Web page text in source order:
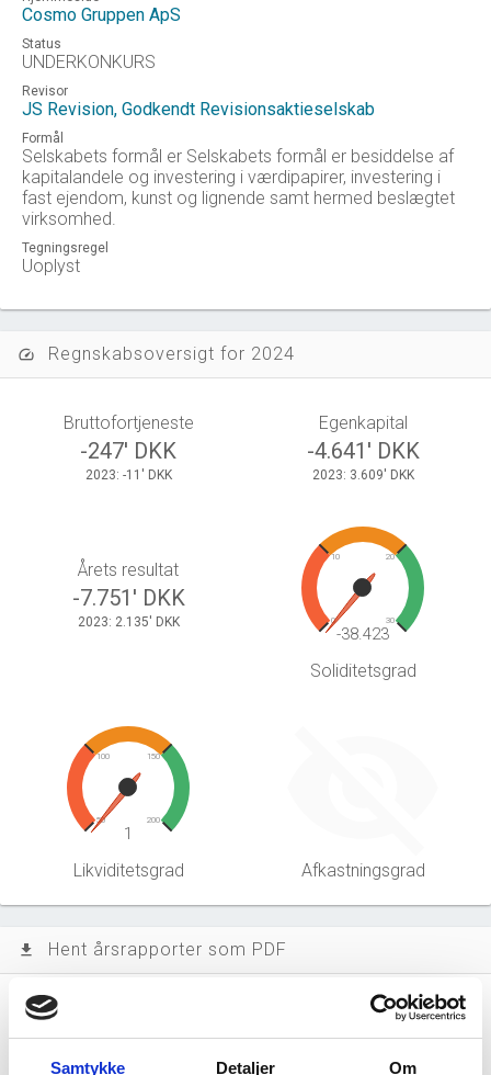
Samtykke Detaljer Om
Cosmo Gruppen ApS
Status
UNDERKONKURS
Revisor
JS Revision, Godkendt Revisionsaktieselskab
Formål
Selskabets formål er Selskabets formål er besiddelse af
kapitalandele og investering i værdipapirer, investering i
fast ejendom, kunst og lignende samt hermed beslægtet
virksomhed.
Tegningsregel
Uoplyst
speed Regnskabsoversigt for 2024
Bruttofortjeneste
-247' DKK
2023: -11' DKK
Egenkapital
-4.641' DKK
2023: 3.609' DKK
Årets resultat
-7.751' DKK
2023: 2.135' DKK 0
10 20
30
-38.423
Soliditetsgrad
50
100 150
200
1
Likviditetsgrad Afkastningsgrad
file_download Hent årsrapporter som PDF
Årsrapporten 2024-06 file_download